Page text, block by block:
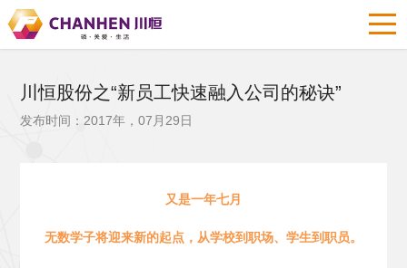
川恒股份之“新员工快速融入公司的秘诀”
发布时间：2017年，07月29日
又是一年七月
无数学子将迎来新的起点，从学校到职场、学生到职员。